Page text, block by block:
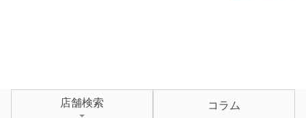
店舗検索 コラム